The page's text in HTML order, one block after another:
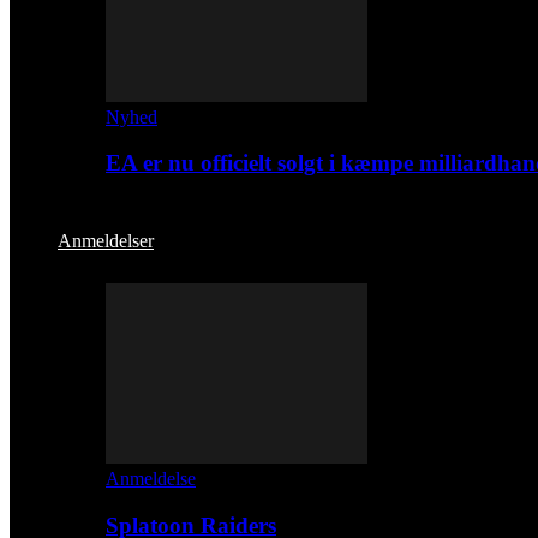
Nyhed
EA er nu officielt solgt i kæmpe
Anmeldelser
Anmeldelse
Splatoon Raiders